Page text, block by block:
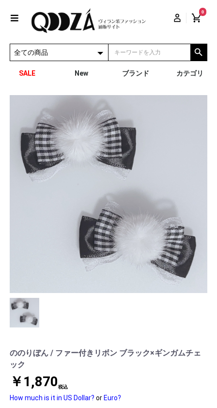
0
SALE New ブランド カテゴリ
ののりぼん / ファー付きリボン ブラック×ギンガムチェ
ック
￥1,870税込
How much is it in US Dollar? or Euro?